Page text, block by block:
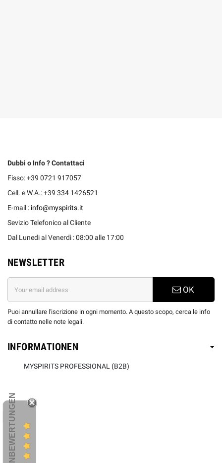
Dubbi o Info ? Contattaci
Fisso: +39 0721 917057
Cell. e W.A.: +39 334 1426521
E-mail : info@myspirits.it
Sevizio Telefonico al Cliente
Dal Lunedi al Venerdì : 08:00 alle 17:00
NEWSLETTER
OK
Puoi annullare l'iscrizione in ogni momento. A questo scopo, cerca le info
di contatto nelle note legali.
INFORMATIONEN
MYSPIRITS PROFESSIONAL (B2B)
KUNDENBEWERTUNGEN